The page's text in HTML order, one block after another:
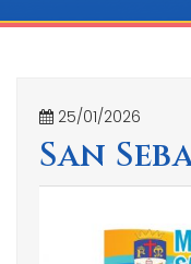
25/01/2026
San